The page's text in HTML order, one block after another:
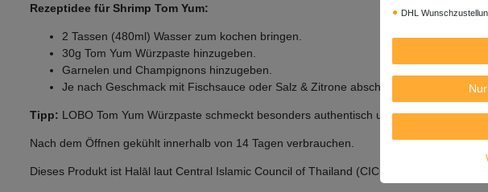
Rezeptidee für Shrimp Tom Yum:
2 Tassen (480ml) Wasser zum kochen bringen.
30g Tom Yum Würzpaste hinzugeben.
Garnelen und Champignons hinzugeben.
Je nach Geschmack mit Fischsauce oder Salz & Zitrone abschmecken.
Tipp: LOBO Tom Yum Würzpaste schmeckt besonders authentisch und lecker mit Fisch,
Nach dem Öffnen gekühlt innerhalb von 14 Tagen verbrauchen.
Dieses Produkt ist Halāl laut Central Islamic Council of Thailand (CICOT).
DHL